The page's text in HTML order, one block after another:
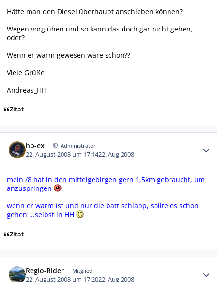
Hätte man den Diesel überhaupt anschieben können?
Wegen vorglühen und so kann das doch gar nicht gehen,
oder?
Wenn er warm gewesen wäre schon??
Viele Grüße
Andreas_HH
Zitat
hb-ex Administrator
22. August 2008 um 17:1422. Aug 2008
mein /8 hat in den mittelgebirgen gern 1,5km gebraucht, um
anzuspringen
wenn er warm ist und nur die batt schlapp, sollte es schon
gehen ...selbst in HH
Zitat
Regio-Rider Mitglied
22. August 2008 um 17:2022. Aug 2008